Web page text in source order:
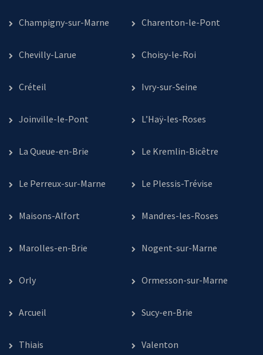
Champigny-sur-Marne Charenton-le-Pont
Chevilly-Larue Choisy-le-Roi
Créteil Ivry-sur-Seine
Joinville-le-Pont L’Haÿ-les-Roses
La Queue-en-Brie Le Kremlin-Bicêtre
Le Perreux-sur-Marne Le Plessis-Trévise
Maisons-Alfort Mandres-les-Roses
Marolles-en-Brie Nogent-sur-Marne
Orly Ormesson-sur-Marne
Arcueil Sucy-en-Brie
Thiais Valenton